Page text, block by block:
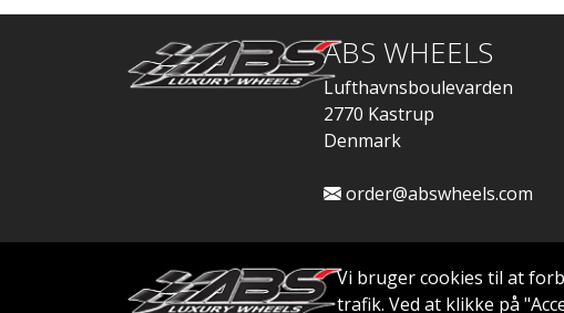
Vi bruger cookies til at
trafik. Ved at klikke på
ABS WHEELS
Lufthavnsboulevarden
2770 Kastrup
Denmark
order@abswheels.com